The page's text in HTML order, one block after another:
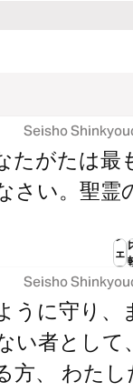
Seisho
たがたは最
さい。聖霊
シ
ェ
ア
Seisho
うに守り、
い者として
方、 わたし